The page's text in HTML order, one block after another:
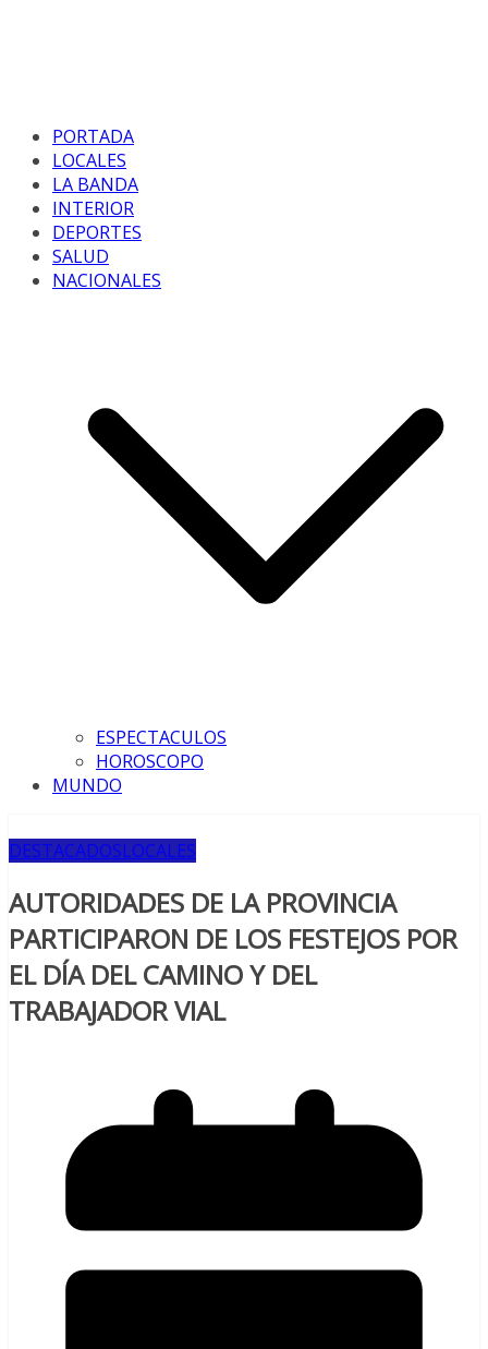
PORTADA
LOCALES
LA BANDA
INTERIOR
DEPORTES
SALUD
NACIONALES
ESPECTACULOS
HOROSCOPO
MUNDO
DESTACADOSLOCALES
AUTORIDADES DE LA PROVINCIA
PARTICIPARON DE LOS FESTEJOS POR
EL DÍA DEL CAMINO Y DEL
TRABAJADOR VIAL